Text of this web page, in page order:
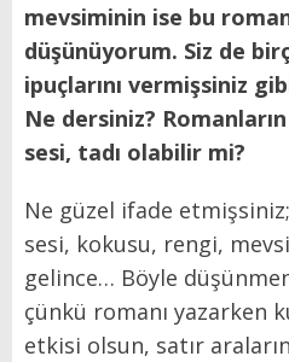
mevsiminin ise bu
düşünüyorum. Siz de
ipuçlarını vermişsiniz
Ne dersiniz?
sesi, tadı olabilir mi?
Ne güzel ifade
sesi, kokusu, rengi,
gelince… Böyle
çünkü romanı yazarken
etkisi olsun, satır